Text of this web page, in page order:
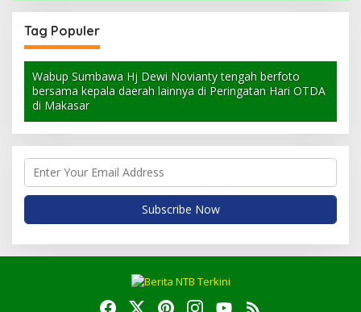
Tag Populer
Wabup Sumbawa Hj Dewi Novianty tengah berfoto
bersama kepala daerah lainnya di Peringatan Hari OTDA
di Makasar